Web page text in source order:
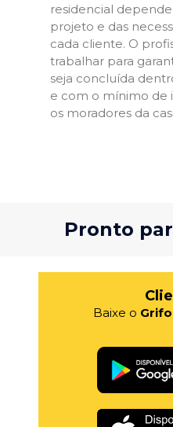
residencial
projeto e das
cada cliente. O
trabalhar para
seja concluída
e com o mínimo de
os moradores da
Pronto
Baixe o